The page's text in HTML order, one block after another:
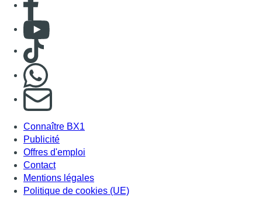
Consulter Youtube
Consulter TikTok
S'abonner à notre newsletter
Connaître BX1
Publicité
Offres d'emploi
Contact
Mentions légales
Politique de cookies (UE)